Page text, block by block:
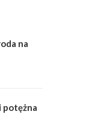
na
potężna